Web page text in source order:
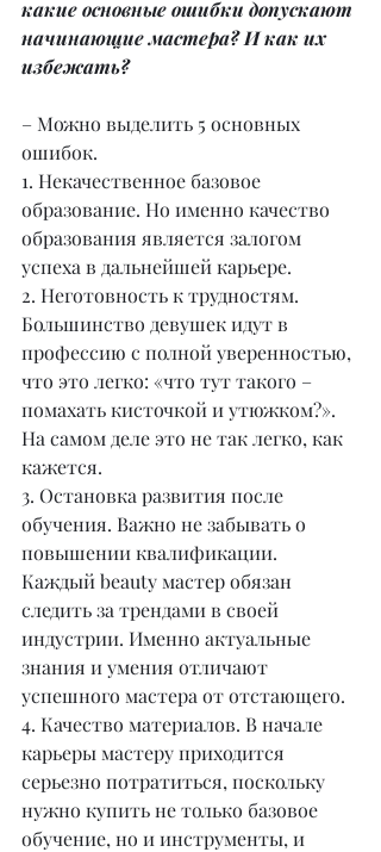
какие основные ошибки допускают
начинающие мастера? И как их
избежать?
– Можно выделить 5 основных
ошибок.
1. Некачественное базовое
образование. Но именно качество
образования является залогом
успеха в дальнейшей карьере.
2. Неготовность к трудностям.
Большинство девушек идут в
профессию с полной уверенностью,
что это легко: «что тут такого –
помахать кисточкой и утюжком?».
На самом деле это не так легко, как
кажется.
3. Остановка развития после
обучения. Важно не забывать о
повышении квалификации.
Каждый beauty мастер обязан
следить за трендами в своей
индустрии. Именно актуальные
знания и умения отличают
успешного мастера от отстающего.
4. Качество материалов. В начале
карьеры мастеру приходится
серьезно потратиться, поскольку
нужно купить не только базовое
обучение, но и инструменты, и